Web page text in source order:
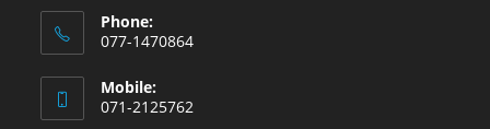
Phone:
077-1470864
Mobile:
071-2125762